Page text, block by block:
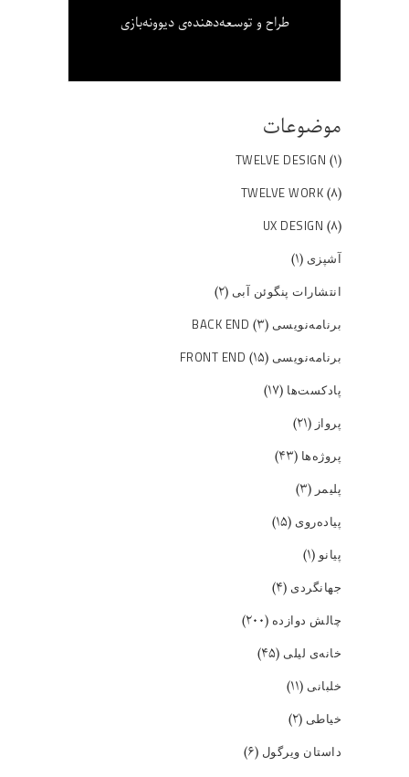
طراح و توسعه‌دهنده‌ی دیوونه‌بازی
موضوعات
TWELVE DESIGN (۱)
TWELVE WORK (۸)
UX DESIGN (۸)
آشپزی (۱)
انتشارات پنگوئن آبی (۲)
برنامه‌نویسی BACK END (۳)
برنامه‌نویسی FRONT END (۱۵)
پادکست‌ها (۱۷)
پرواز (۲۱)
پروژه‌ها (۴۳)
پلیمر (۳)
پیاده‌روی (۱۵)
پیانو(۱)
جهانگردی (۴)
چالش دوازده (۲۰۰)
خانه‌ی لیلی (۴۵)
خلبانی (۱۱)
خیاطی (۲)
داستان ویرگول (۶)